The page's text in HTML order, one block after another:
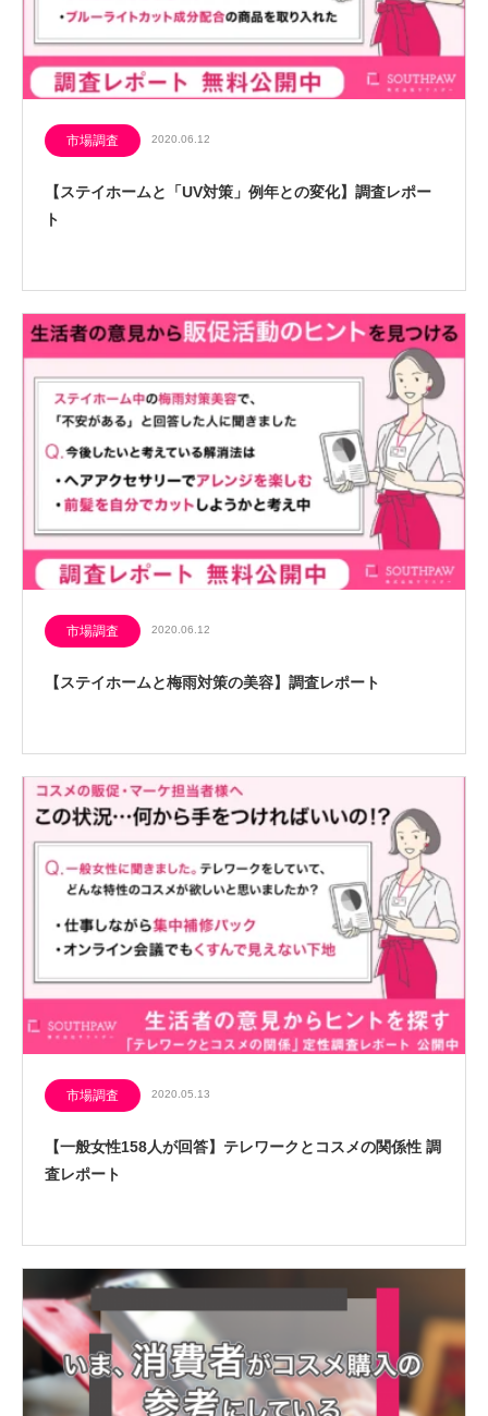
市場調査 2020.06.12
【ステイホームと「UV対策」例年との変化】調査レポー
ト
市場調査 2020.06.12
【ステイホームと梅雨対策の美容】調査レポート
市場調査 2020.05.13
【一般女性158人が回答】テレワークとコスメの関係性 調
査レポート